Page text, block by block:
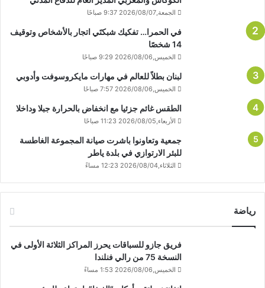
الجمعة,2026/08/07 9:37 صباحًا
في الحمرا… تفكيك شبكتَي اتجار بالأشخاص وتوقيف
14 شخصًا
الخميس,2026/08/06 9:29 صباحًا
لبنان بطلاً للعالم في مهارات مايكروسوفت وأدوبي
الخميس,2026/08/06 7:57 صباحًا
الطقس غائم جزئيا مع انخفاض بالحرارة جبلا وداخلا
الأربعاء,2026/08/05 11:23 صباحًا
جمعية وتعاونوا باشرت صيانة المجموعة الغاطسة
للبئر الارتوازي في بلدة ياطر
الثلاثاء,2026/08/04 12:23 مساءً
رياضة
فريق جازو للسباقات يحرز المراكز الثلاثة الأولى في
النسخة 75 من رالي فنلندا
الخميس,2026/08/06 1:53 مساءً